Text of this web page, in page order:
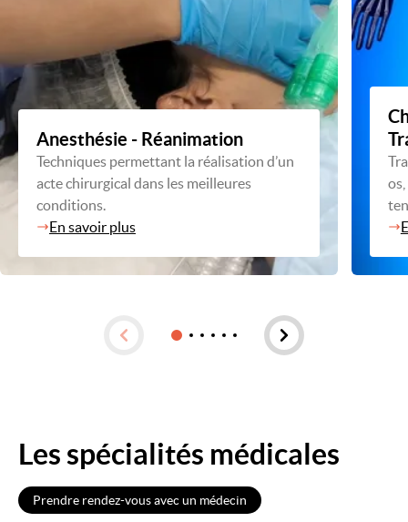
Anesthésie - Réanimation
Techniques permettant la réalisation d’un
acte chirurgical dans les meilleures
conditions.
En savoir plus
Les spécialités médicales
Prendre rendez-vous avec un médecin